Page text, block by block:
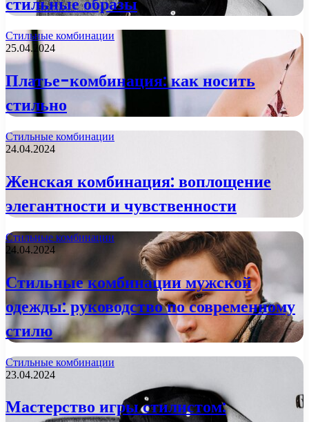
Стильные комбинации
25.04.2024
Платье-комбинация: как носить
стильно
Стильные комбинации
24.04.2024
Женская комбинация: воплощение
элегантности и чувственности
Стильные комбинации
24.04.2024
Стильные комбинации мужской
одежды: руководство по современному
стилю
Стильные комбинации
23.04.2024
Мастерство игры стилистом: